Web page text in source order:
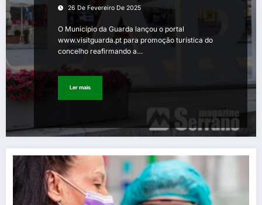
26 De Fevereiro De 2025
O Município da Guarda lançou o portal
www.visitguarda.pt para promoção turística do
concelho reafirmando a…
Ler mais